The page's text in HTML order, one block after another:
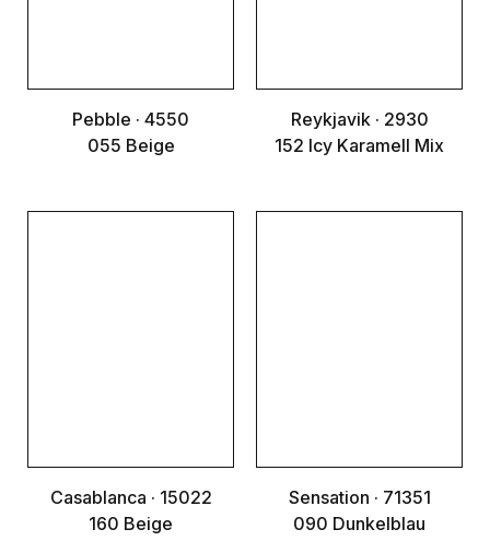
Pebble · 4550
055 Beige
Reykjavik · 2930
152 Icy Karamell Mix
Casablanca · 15022
160 Beige
Sensation · 71351
090 Dunkelblau